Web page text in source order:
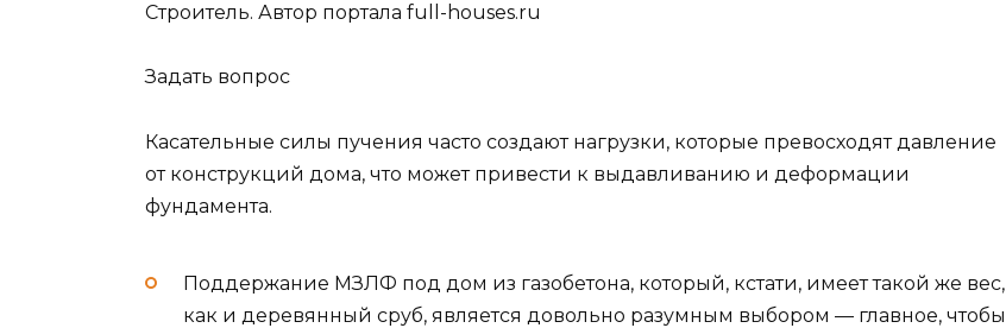
Строитель. Автор портала full-houses.ru
Задать вопрос
Касательные силы пучения часто создают нагрузки, которые превосходят давление
от конструкций дома, что может привести к выдавливанию и деформации
фундамента.
Поддержание МЗЛФ под дом из газобетона, который, кстати, имеет такой же вес,
как и деревянный сруб, является довольно разумным выбором — главное, чтобы